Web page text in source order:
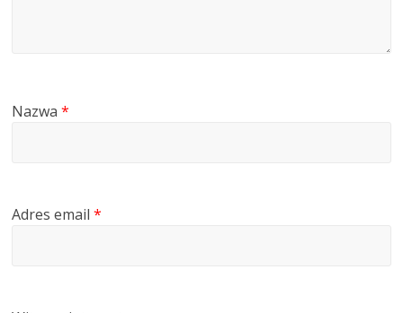
Nazwa*
Adres email*